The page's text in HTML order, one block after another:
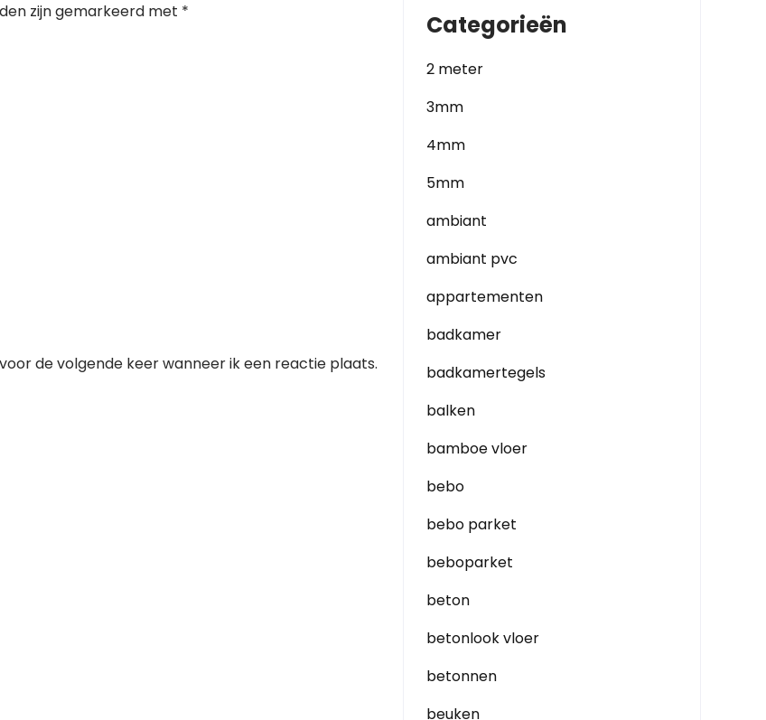
zijn gemarkeerd met *
de volgende keer wanneer ik een reactie plaats.
Categorieën
2 meter
3mm
4mm
5mm
ambiant
ambiant pvc
appartementen
badkamer
badkamertegels
balken
bamboe vloer
bebo
bebo parket
beboparket
beton
betonlook vloer
betonnen
beuken